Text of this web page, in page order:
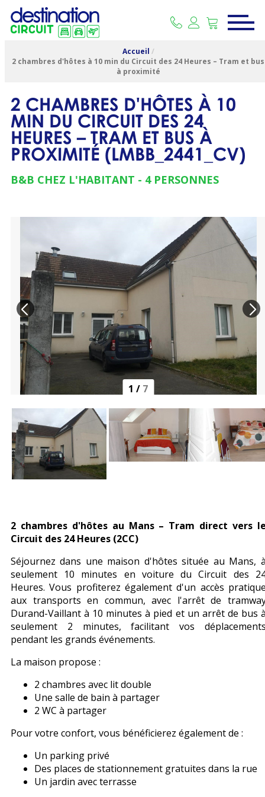
Accueil /
2 chambres d'hôtes à 10 min du Circuit des 24 Heures – Tram et bus
à proximité
2 CHAMBRES D'HÔTES À 10
MIN DU CIRCUIT DES 24
HEURES – TRAM ET BUS À
PROXIMITÉ (LMBB_2441_CV)
B&B CHEZ L'HABITANT 4 PERSONNES
1 / 7
2 chambres d'hôtes au Mans – Tram direct vers
Circuit des 24 Heures (2CC)
Séjournez dans une maison d'hôtes située au Mans,
seulement 10 minutes en voiture du Circuit des
Heures. Vous profiterez également d'un accès
aux transports en commun, avec l'arrêt de
Durand-Vaillant à 10 minutes à pied et un arrêt de bus
seulement 2 minutes, facilitant vos
pendant les grands événements.
La maison propose :
2 chambres avec lit double
Une salle de bain à partager
2 WC à partager
Pour votre confort, vous bénéficierez également de :
Un parking privé
Des places de stationnement gratuites dans la rue
Un jardin avec terrasse